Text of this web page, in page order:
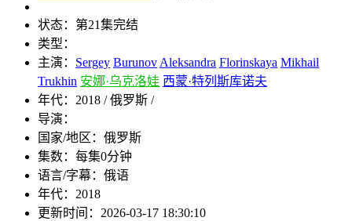
状态： 第21集完结
类型：
主演： Sergey BurunovAleksandra Florinskaya Mikhail
Trukhin 安娜·乌克洛娃 西蒙·特列斯库诺夫
年代： 2018 / 俄罗斯 /
导演：
国家/地区： 俄罗斯
集数： 每集0分钟
语言/字幕： 俄语
年代： 2018
更新时间： 2026-03-17 18:30:10